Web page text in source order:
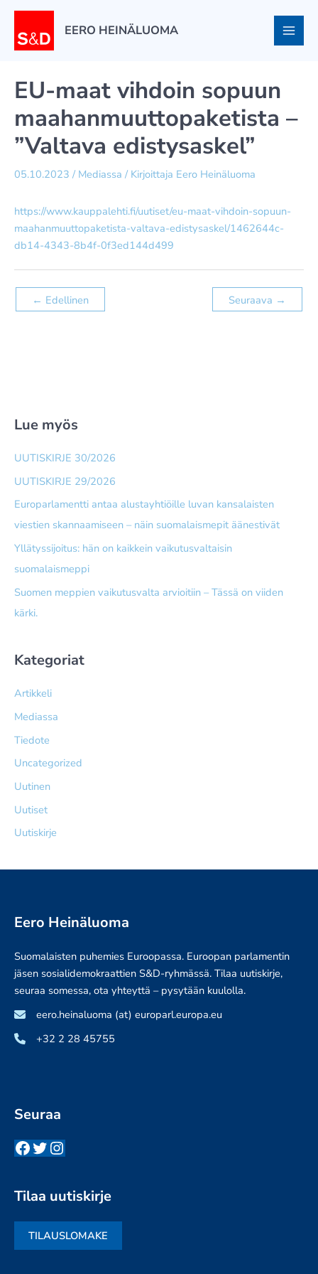
Siirry
EERO HEINÄLUOMA
EU-maat vihdoin sopuun
maahanmuuttopaketista –
”Valtava edistysaskel”
05.10.2023 / Mediassa / Kirjoittaja Eero Heinäluoma
https://www.kauppalehti.fi/uutiset/eu-maat-vihdoin-sopuun-
maahanmuuttopaketista-valtava-edistysaskel/1462644c-
db14-4343-8b4f-0f3ed144d499
← Edellinen Seuraava →
Lue myös
UUTISKIRJE 30/2026
UUTISKIRJE 29/2026
Europarlamentti antaa alusta­yhtiöille luvan kansalaisten
viestien skannaamiseen – näin suomalais­mepit äänestivät
Yllätyssijoitus: hän on kaikkein vaikutusvaltaisin
suomalaismeppi
Suomen meppien vaikutusvalta arvioitiin – Tässä on viiden
kärki.
Kategoriat
Artikkeli
Mediassa
Tiedote
Uncategorized
Uutinen
Uutiset
Uutiskirje
Eero Heinäluoma
Suomalaisten puhemies Euroopassa. Euroopan parlamentin
jäsen sosialidemokraattien S&D-ryhmässä. Tilaa uutiskirje,
seuraa somessa, ota yhteyttä – pysytään kuulolla.
eero.heinaluoma (at) europarl.europa.eu
+32 2 28 45755
Seuraa
Facebook
Twitter
Instagram
Tilaa uutiskirje
TILAUSLOMAKE